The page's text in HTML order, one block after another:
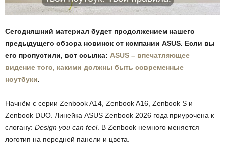
Сегодняшний материал будет продолжением нашего
предыдущего обзора новинок от компании ASUS. Если вы
его пропустили, вот ссылка: ASUS – впечатляющее
видение того, какими должны быть современные
ноутбуки.
Начнём с серии Zenbook A14, Zenbook A16, Zenbook S и
Zenbook DUO. Линейка ASUS Zenbook 2026 года приурочена к
слогану: Design you can feel. В Zenbook немного меняется
логотип на передней панели и цвета.